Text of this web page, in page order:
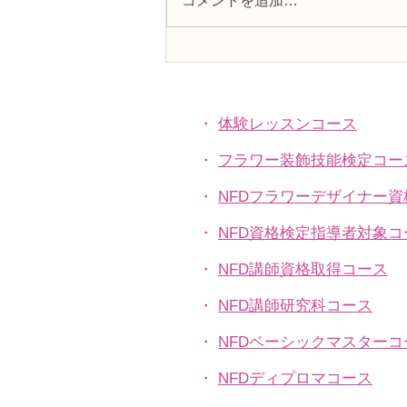
・ 体験レッスンコース
・ フラワー装飾技能検定コー
・ NFDフラワーデザイナー
・ NFD資格検定指導者対象
・ NFD講師資格取得コース
・ NFD講師研究科コース
・ NFDベーシックマスター
・ NFDディプロマコース